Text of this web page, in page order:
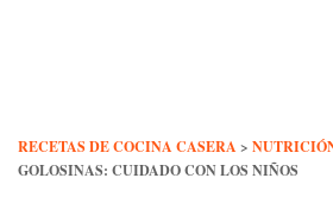
RECETAS DE COCINA CASERA >
GOLOSINAS: CUIDADO CON LOS NIÑOS